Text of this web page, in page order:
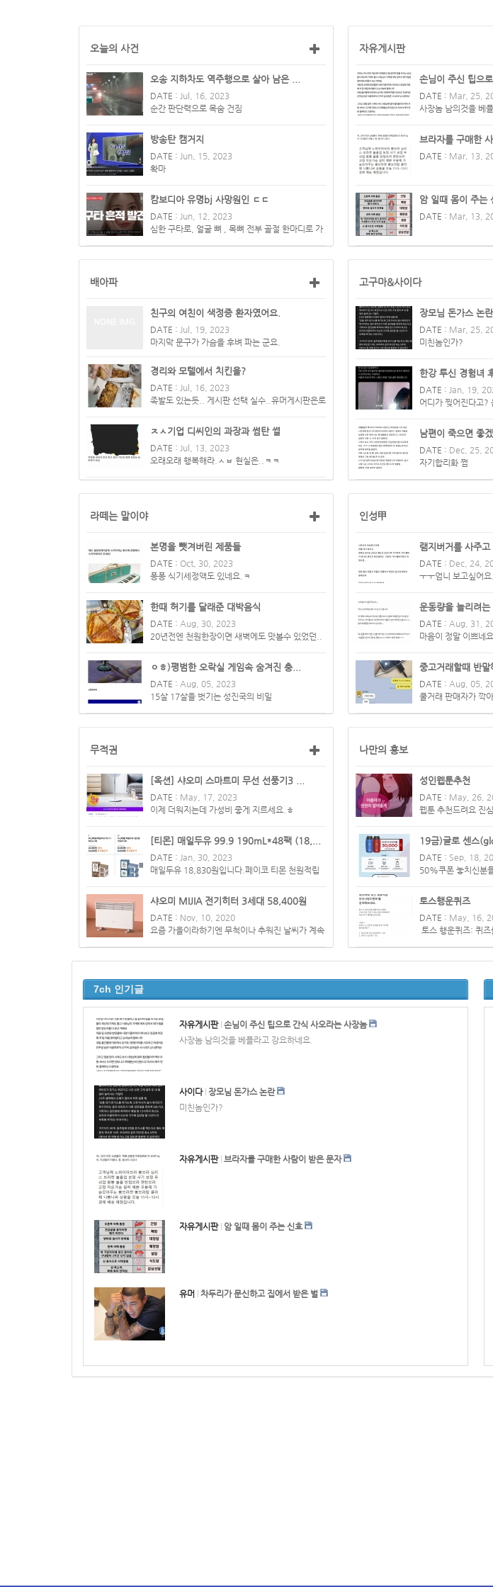
오늘의 사건
오송 지하차도 역주행으로 살아 남은 ...
DATE : Jul, 16, 2023
순간 판단력으로 목숨 건짐
방송탄 캠거지
DATE : Jun, 15, 2023
확마
캄보디아 유명bj 사망원인 ㄷㄷ
DATE : Jun, 12, 2023
심한 구타로, 얼굴 뼈 , 목뼈 전부 골절 한마디로 가
자유게시판
손님이 주신 팁으
DATE : Mar, 25,
사장놈 남의것을 베
브라자를 구매한
DATE : Mar, 13,
암 일때 몸이 주는
DATE : Mar, 13,
배아파
친구의 여친이 색정증 환자였어요.
DATE : Jul, 19, 2023
마지막 문구가 가슴을 후벼 파는 군요.
경리와 모텔에서 치킨을?
DATE : Jul, 16, 2023
족발도 있는듯.. 게시판 선택 실수..유머게시판은로
ㅈㅅ기업 디씨인의 과장과 썸탄 썰
DATE : Jul, 13, 2023
오래오래 행복해라.ㅅㅂ 현실은..ㅋㅋ
고구마&사이다
장모님 돈가스 논란
DATE : Mar, 25,
미친놈인가?
한강 투신 경험녀
DATE : Jan, 19,
어디가 찢어진다고?
남편이 죽으면 좋
DATE : Dec, 25,
자기합리화 쩜
라떼는 말이야
본명을 뺏겨버린 제품들
DATE : Oct, 30, 2023
퐁퐁 식기세정액도 있네요.ㅋ
한때 허기를 달래준 대박음식
DATE : Aug, 30, 2023
20년전엔 천원한장이면 새벽에도 맛볼수 있었던..
ㅇㅎ)평범한 오락실 게임속 숨겨진 충...
DATE : Aug, 05, 2023
15살 17살을 벗기는 성진국의 비밀
인성甲
램지버거를 사주
DATE : Dec, 24,
ㅜㅜ엄니 보고싶어요.
운동량을 늘리려는
DATE : Aug, 31,
마음이 정말 이쁘네요.
중고거래할때 반
DATE : Aug, 05,
쿨거래 판매자가 깍
무적권
[옥션] 샤오미 스마트미 무선 선풍기3 ...
DATE : May, 17, 2023
이제 더워지는데 가성비 좋게 지르세요.ㅎ
[티몬] 매일두유 99.9 190mL*48팩 (18,...
DATE : Jan, 30, 2023
매일두유 18,830원입니다.페이코 티몬 천원적립
샤오미 MIJIA 전기히터 3세대 58,400원
DATE : Nov, 10, 2020
요즘 가을이라하기엔 무척이나 추워진 날씨가 계속
나만의 홍보
성인웹툰추천
DATE : May, 26,
웹툰 추천드려요 진
19금)글로 센스
DATE : Sep, 18,
50%쿠폰 놓치신분
토스행운퀴즈
DATE : May, 16,
토스 행운퀴즈: 퀴즈
7ch 인기글
자유게시판 손님이 주신 팁으로 간식 사오라는 사장놈
사장놈 남의것을 베플라고 강요하네요.
사이다
장모님 돈가스 논란
미친놈인가?
자유게시판 브라자를 구매한 사람이 받은 문자
자유게시판 암 일때 몸이 주는 신호
유머 차두리가 문신하고 집에서 받은 벌